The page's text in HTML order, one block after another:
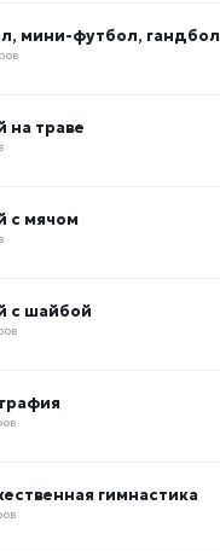
мини-футбол, гандбол
на траве
с мячом
с шайбой
гимнастика